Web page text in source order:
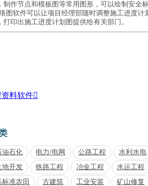
制作节点和模板图等常用图形，可以绘制安全
图软件可以让项目经理部随时调整施工进度计
打印出施工进度计划图提供给有关部门。
料软件
油石化 电力/电网 公路工程
水利水电
地开发
铁路工程 冶金工程
水运工程
标准农田
古建筑 工业安装
矿山修复